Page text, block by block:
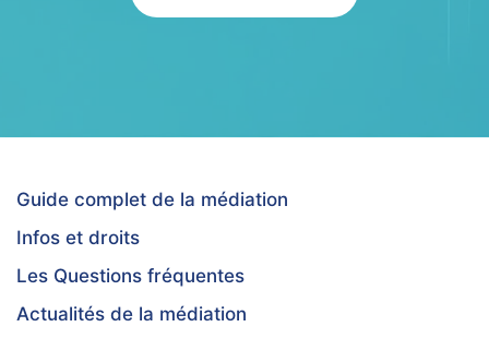
Guide complet de la médiation
Infos et droits
Les Questions fréquentes
Actualités de la médiation